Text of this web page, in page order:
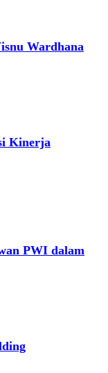
Wardhana
Kinerja
PWI dalam